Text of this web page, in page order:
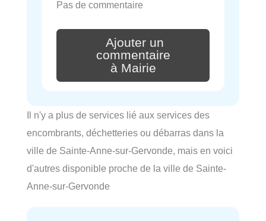
Pas de commentaire
Ajouter un
commentaire
à Mairie
Il n'y a plus de services lié aux services des
encombrants, déchetteries ou débarras dans la
ville de Sainte-Anne-sur-Gervonde, mais en voici
d'autres disponible proche de la ville de Sainte-
Anne-sur-Gervonde